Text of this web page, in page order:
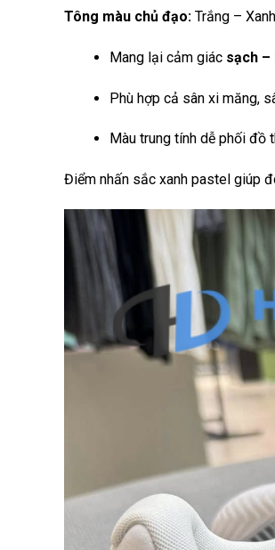
Tông màu chủ đạo: Trắng –
Mang lại cảm giác sạch –
Phù hợp cả sân xi măng,
Màu trung tính dễ phối đồ
Điểm nhấn sắc xanh pastel giúp